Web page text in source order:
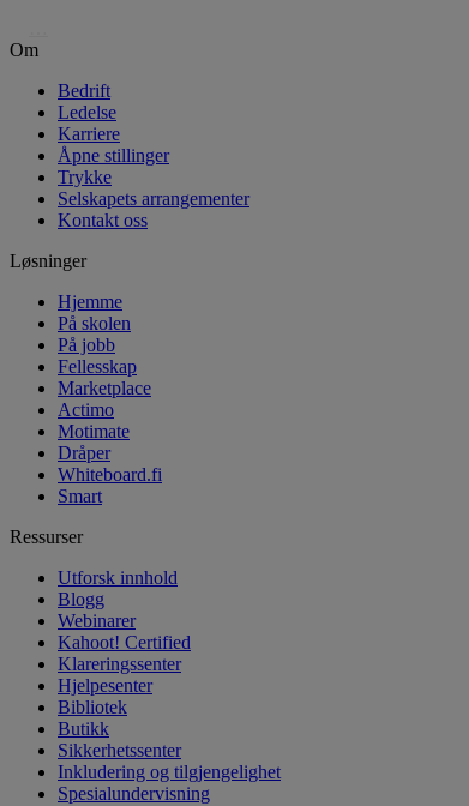
Om
Bedrift
Ledelse
Karriere
Åpne stillinger
Trykke
Selskapets arrangementer
Kontakt oss
Løsninger
Hjemme
På skolen
På jobb
Fellesskap
Marketplace
Actimo
Motimate
Dråper
Whiteboard.fi
Smart
Ressurser
Utforsk innhold
Blogg
Webinarer
Kahoot! Certified
Klareringssenter
Hjelpesenter
Bibliotek
Butikk
Sikkerhetssenter
Inkludering og tilgjengelighet
Spesialundervisning